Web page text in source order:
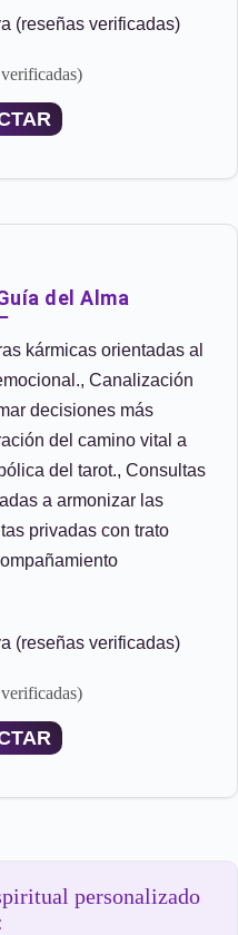
(reseñas verificadas)
del Alma
kármicas orientadas al
Canalización
decisiones más
del camino vital a
del tarot., Consultas
a armonizar las
privadas con trato
(reseñas verificadas)
personalizado